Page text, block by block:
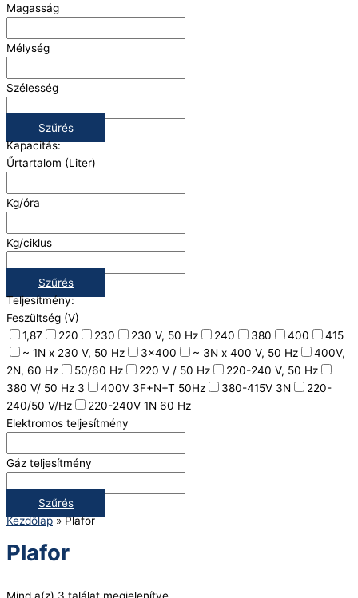
Magasság
Mélység
Szélesség
Szűrés
Kapacitás:
Űrtartalom (Liter)
Kg/óra
Kg/ciklus
Szűrés
Teljesítmény:
Feszültség (V)
1,87
220 230 230 V, 50 Hz 240 380 400
415
~ 1N x 230 V, 50 Hz
3x400 ~ 3N x 400 V, 50 Hz
400V,
2N, 60 Hz
50/60 Hz 220 V / 50 Hz
220-240 V, 50 Hz
380 V/ 50 Hz 3
400V 3F+N+T 50Hz 380-415V 3N
220-
240/50 V/Hz
220-240V 1N 60 Hz
Elektromos teljesítmény
Gáz teljesítmény
Szűrés
Kezdőlap»Plafor
Plafor